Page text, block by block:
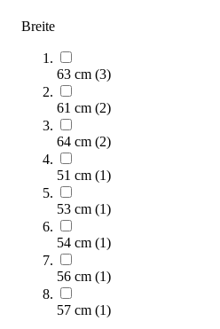
Breite
63 cm (3)
61 cm (2)
64 cm (2)
51 cm (1)
53 cm (1)
54 cm (1)
56 cm (1)
57 cm (1)
BH Fitness® Indoor Bike
1.775,00 €
Zum Produkt
Längere Lieferzeit